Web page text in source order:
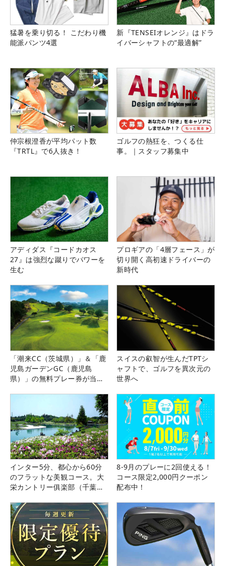
猛暑を乗り切る！ こだわり機
能派パンツ4選
新『TENSEIオレンジ』はドラ
イバーシャフトの“最適解”
仲宗根澄香が平均パット数
『TRTL』で6人抜き！
ゴルフの熱狂を、つくる仕
事。｜スタッフ募集中
アディダス『コードカオス
27』は強烈な蹴りでパワーを
生む
プロギアの「4層フェース」が
切り開く高初速ドライバーの
新時代
「潮来CC（茨城県）」＆「鹿
児島ガーデンGC（鹿児島
県）」の無料プレー券が当た
スイスの叡智が生んだTPTシ
ャフトで、ゴルフを異次元の
世界へ
インター5分、都心から60分
のフラットな美観コース。大
栄カントリー俱楽部（千葉
8-9月のプレーに2回使える！
コース限定2,000円クーポン
配布中！